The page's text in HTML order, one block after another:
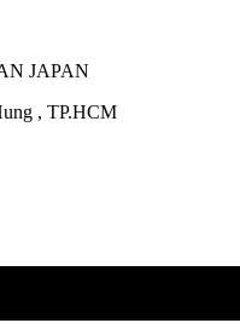
JAPAN
, TP.HCM